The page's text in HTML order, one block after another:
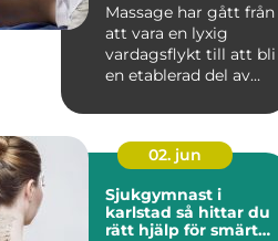
Massage har gått från
att vara en lyxig
vardagsflykt till att bli
en etablerad del av
02. jun
Sjukgymnast i
karlstad så hittar du
rätt hjälp för smärta